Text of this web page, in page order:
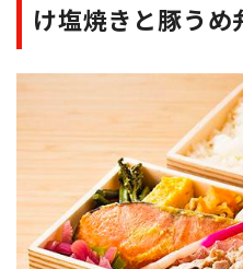
け塩焼きと豚うめ